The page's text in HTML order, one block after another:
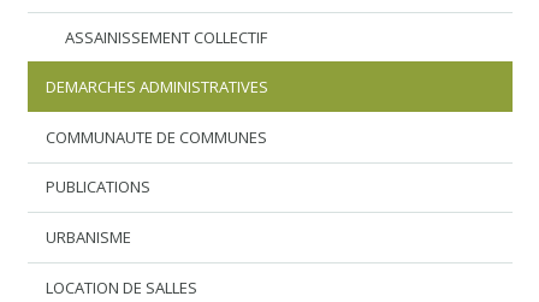
ASSAINISSEMENT COLLECTIF
DEMARCHES ADMINISTRATIVES
COMMUNAUTE DE COMMUNES
PUBLICATIONS
URBANISME
LOCATION DE SALLES